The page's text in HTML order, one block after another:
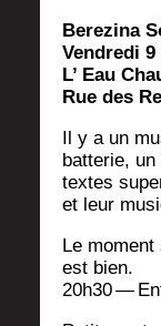
Bere­zi­na
Ven­dre­di
L’ Eau
Rue des
Il y a un
bat­te­rie,
textes
et leur
Le
est bien.
20h30 —